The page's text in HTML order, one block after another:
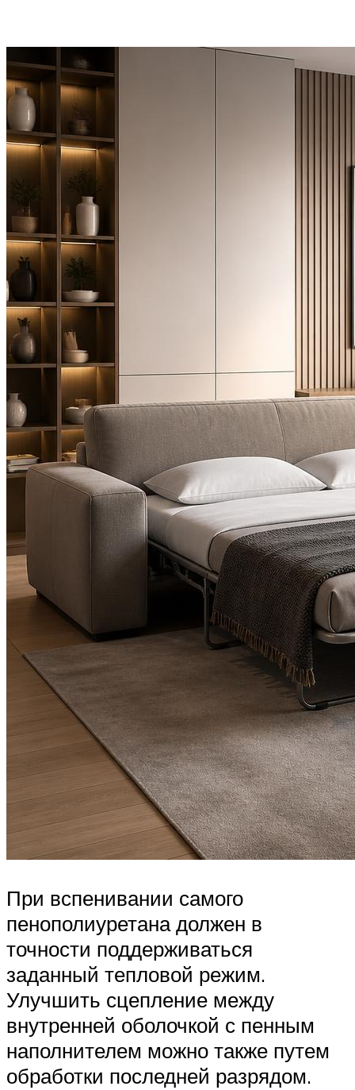
При вспенивании самого
пенополиуретана должен в
точности поддерживаться
заданный тепловой режим.
Улучшить сцепление между
внутренней оболочкой с пенным
наполнителем можно также путем
обработки последней разрядом.